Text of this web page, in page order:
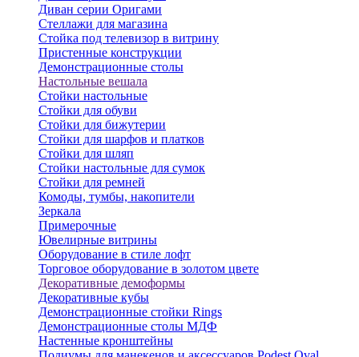
Диван серии Оригами
Стеллажи для магазина
Стойка под телевизор в витрину
Пристенные конструкции
Демонстрационные столы
Настольные вешала
Стойки настольные
Стойки для обуви
Стойки для бижутерии
Стойки для шарфов и платков
Стойки для шляп
Стойки настольные для сумок
Стойки для ремней
Комоды, тумбы, накопители
Зеркала
Примерочные
Ювелирные витрины
Оборудование в стиле лофт
Торговое оборудование в золотом цвете
Декоративные демоформы
Декоративные кубы
Демонстрационные стойки Rings
Демонстрационные столы МДФ
Настенные кронштейны